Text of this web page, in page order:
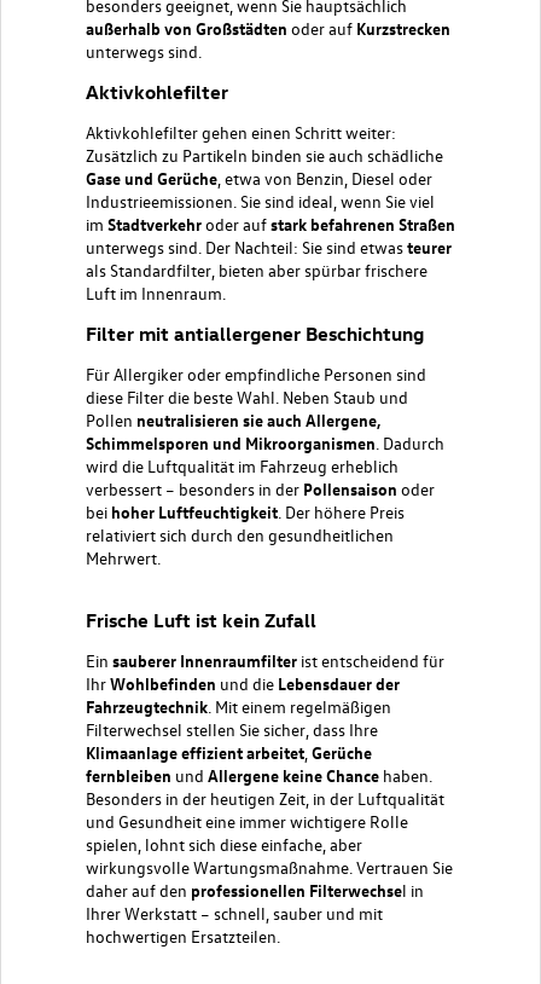
besonders geeignet, wenn Sie hauptsächlich
außerhalb von Großstädten oder auf Kurzstrecken
unterwegs sind.
Aktivkohlefilter
Aktivkohlefilter gehen einen Schritt weiter:
Zusätzlich zu Partikeln binden sie auch schädliche
Gase und Gerüche , etwa von Benzin, Diesel oder
Industrieemissionen. Sie sind ideal, wenn Sie viel
im Stadtverkehroder aufstark befahrenen Straßen
unterwegs sind. Der Nachteil: Sie sind etwasteurer
als Standardfilter, bieten aber spürbar frischere
Luft im Innenraum.
Filter mit antiallergener Beschichtung
Für Allergiker oder empfindliche Personen sind
diese Filter die beste Wahl. Neben Staub und
Pollen neutralisieren sie auch Allergene,
Schimmelsporen und Mikroorganismen . Dadurch
wird die Luftqualität im Fahrzeug erheblich
verbessert – besonders in der Pollensaison oder
bei hoher Luftfeuchtigkeit . Der höhere Preis
relativiert sich durch den gesundheitlichen
Mehrwert.
Frische Luft ist kein Zufall
Ein sauberer Innenraumfilter ist entscheidend für
IhrWohlbefinden und die Lebensdauer der
Fahrzeugtechnik . Mit einem regelmäßigen
Filterwechsel stellen Sie sicher, dass Ihre
Klimaanlage effizient arbeitet Gerüche
fernbleiben und Allergene keine Chance haben.
Besonders in der heutigen Zeit, in der Luftqualität
und Gesundheit eine immer wichtigere Rolle
spielen, lohnt sich diese einfache, aber
wirkungsvolle Wartungsmaßnahme. Vertrauen Sie
daher auf den professionellen Filterwechsel in
Ihrer Werkstatt – schnell, sauber und mit
hochwertigen Ersatzteilen.